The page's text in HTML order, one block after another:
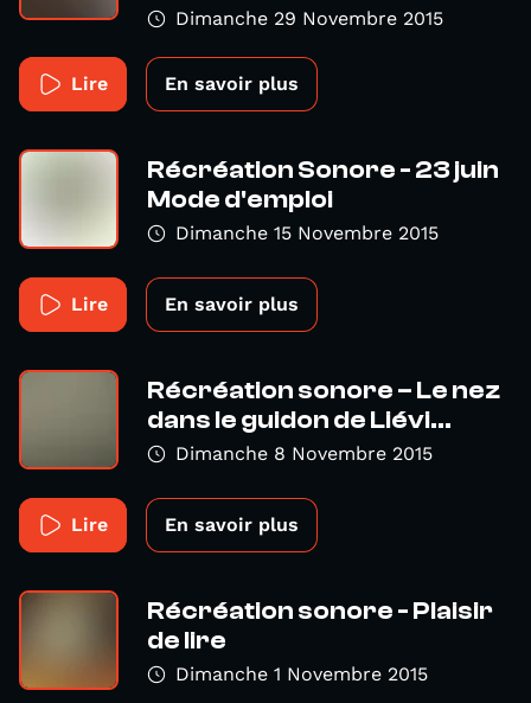
Dimanche 29 Novembre 2015
Lire En savoir plus
Récréation Sonore - 23 juin
Mode d'emploi
Dimanche 15 Novembre 2015
Lire En savoir plus
Récréation sonore – Le nez
dans le guidon de Liévi...
Dimanche 8 Novembre 2015
Lire En savoir plus
Récréation sonore - Plaisir
de lire
Dimanche 1 Novembre 2015